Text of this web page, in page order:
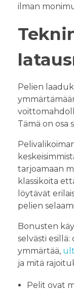
ilman
Pelien
Tämä on osa
tarjoamaan
klassikoita
löytävät
pelien
Bonusten
selvästi
ymmärtää,
ja mitä
Pelit ovat